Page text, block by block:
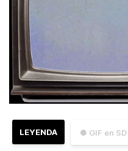
● GIF en SD
LEYENDA